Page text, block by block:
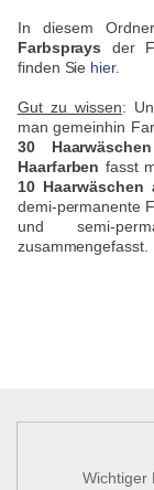
In diesem
Farbsprays der
finden Sie hier.
Gut zu wissen:
man gemeinhin
30
Haarfarben fasst
10 Haarwäschen
demi-permanente
und semi-
zusammengefasst.
Wichtiger